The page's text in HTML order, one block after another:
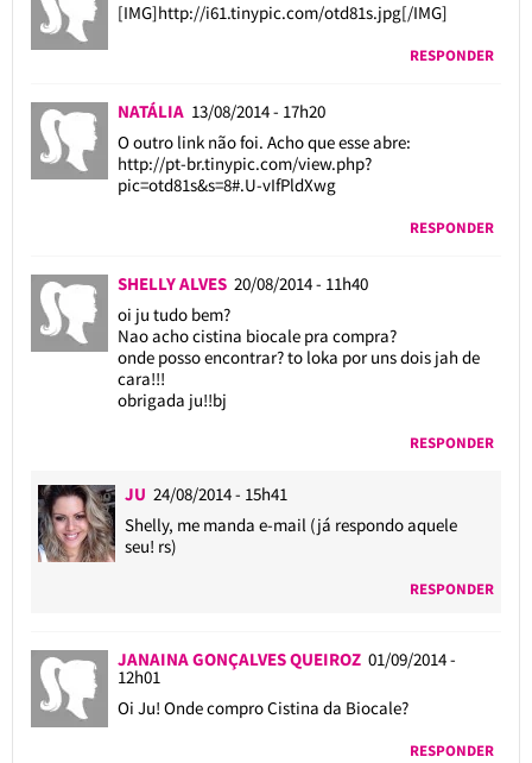
[IMG]http://i61.tinypic.com/otd81s.jpg[/IMG]
RESPONDER
NATÁLIA 13/08/2014 - 17h20
O outro link não foi. Acho que esse abre:
http://pt-br.tinypic.com/view.php?
pic=otd81s&s=8#.U-vIfPldXwg
RESPONDER
SHELLY ALVES 20/08/2014 - 11h40
oi ju tudo bem?
Nao acho cistina biocale pra compra?
onde posso encontrar? to loka por uns dois jah de
cara!!!
obrigada ju!!bj
RESPONDER
JU 24/08/2014 - 15h41
Shelly, me manda e-mail (já respondo aquele
seu! rs)
RESPONDER
JANAINA GONÇALVES QUEIROZ 01/09/2014 -
12h01
Oi Ju! Onde compro Cistina da Biocale?
RESPONDER